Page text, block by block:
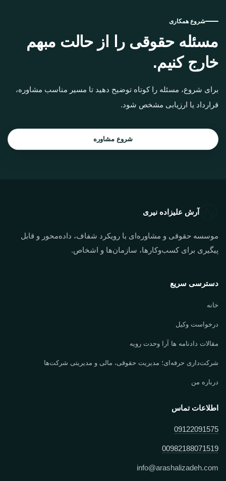
شروع همکاری
مسئله حقوقی را از حالت مبهم
خارج کنیم.
برای شروع، مسئله را کوتاه توضیح دهید تا مسیر مناسب مشاوره،
قرارداد یا ارزیابی مشخص شود.
شروع مشاوره
آرش علیزاده نیری
موسسه حقوقی و مشاوره‌ای با رویکرد شفاف، داده‌محور و قابل
پیگیری برای کسب‌وکارها، سازمان‌ها و اشخاص.
دسترسی سریع
خانه
درخواست وکیل
مقالات دادنامه ها آرا وحدت رویه
شرکت‌داری حرفه‌ای؛ مدیریت حقوقی، مالی و مدیریتی شرکت‌ها
درباره من
اطلاعات تماس
09122091575
00982188071519
info@arashalizadeh.com